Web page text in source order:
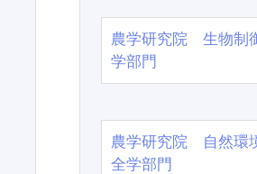
農学研究院 生物制
学部門
農学研究院 自然環
全学部門